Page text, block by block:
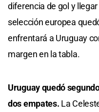
diferencia de gol y
selección europea
enfrentará a Uruguay
margen en la tabla.
Uruguay quedó
dos empates. La